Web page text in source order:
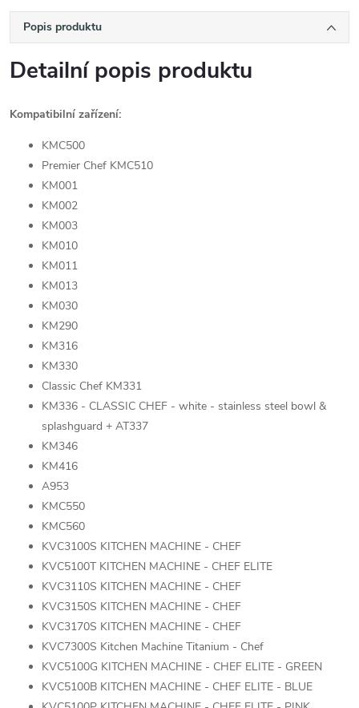
Popis produktu
Detailní popis produktu
Kompatibilní zařízení:
KMC500
Premier Chef KMC510
KM001
KM002
KM003
KM010
KM011
KM013
KM030
KM290
KM316
KM330
Classic Chef KM331
KM336 - CLASSIC CHEF - white - stainless steel bowl &
splashguard + AT337
KM346
KM416
A953
KMC550
KMC560
KVC3100S KITCHEN MACHINE - CHEF
KVC5100T KITCHEN MACHINE - CHEF ELITE
KVC3110S KITCHEN MACHINE - CHEF
KVC3150S KITCHEN MACHINE - CHEF
KVC3170S KITCHEN MACHINE - CHEF
KVC7300S Kitchen Machine Titanium - Chef
KVC5100G KITCHEN MACHINE - CHEF ELITE - GREEN
KVC5100B KITCHEN MACHINE - CHEF ELITE - BLUE